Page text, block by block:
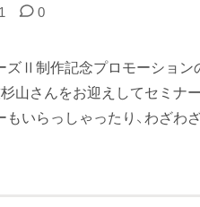
0
Ⅱ制作記念プロモーション
山さんをお迎えしてセミナ
いらっしゃったり、わざわ